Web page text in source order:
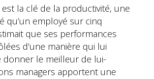
est la clé de la productivité, une
qu’un employé sur cinq
que ses performances
d’une manière qui lui
donner le meilleur de lui-
managers apportent une